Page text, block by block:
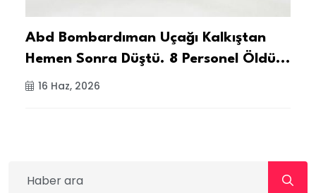
Abd Bombardıman Uçağı Kalkıştan
Hemen Sonra Düştü. 8 Personel Öldü...
16 Haz, 2026